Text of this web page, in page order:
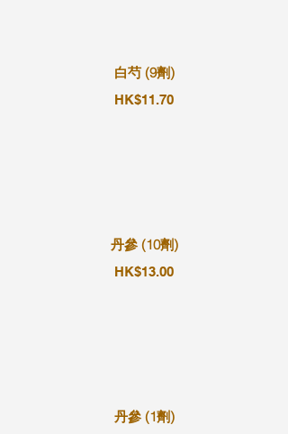
白芍 (9劑)
HK$11.70
丹參 (10劑)
HK$13.00
丹參 (1劑)